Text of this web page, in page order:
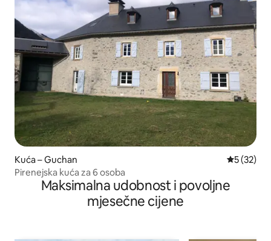
Kuća – Guchan Prosječna
5 (32)
Pirenejska kuća za 6 osoba
Maksimalna udobnost i povoljne
mjesečne cijene